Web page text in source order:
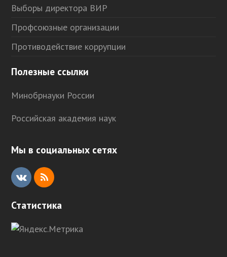
Выборы директора ВИР
Профсоюзные организации
Противодействие коррупции
Полезные ссылки
Минобрнауки России
Российская академия наук
Мы в социальных сетях
V
R
Статистика